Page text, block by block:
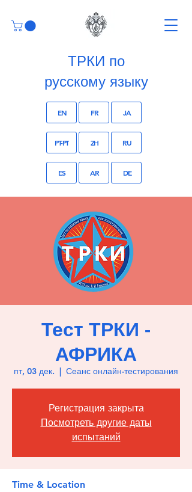
ТРКИ по
русскому языку
EN FR JA
PT-PT ZH RU
ES AR DE
Тест ТРКИ -
АФРИКА
пт, 03 дек. Сеанс онлайн-тестирования
Регистрация закрыта
Посмотреть другие даты
испытаний
Time & Location